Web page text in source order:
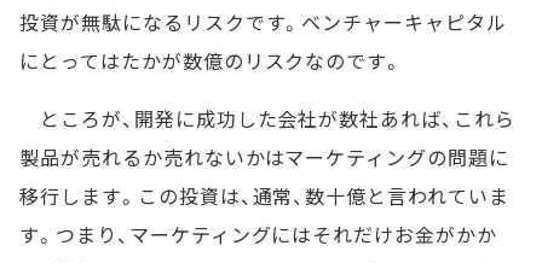
投資が無駄になるリスクです。ベンチャーキャピタル
にとってはたかが数億のリスクなのです。
ところが、開発に成功した会社が数社あれば、これら
製品が売れるか売れないかはマーケティングの問題に
移行します。この投資は、通常、数十億と言われていま
す。つまり、マーケティングにはそれだけお金がかか